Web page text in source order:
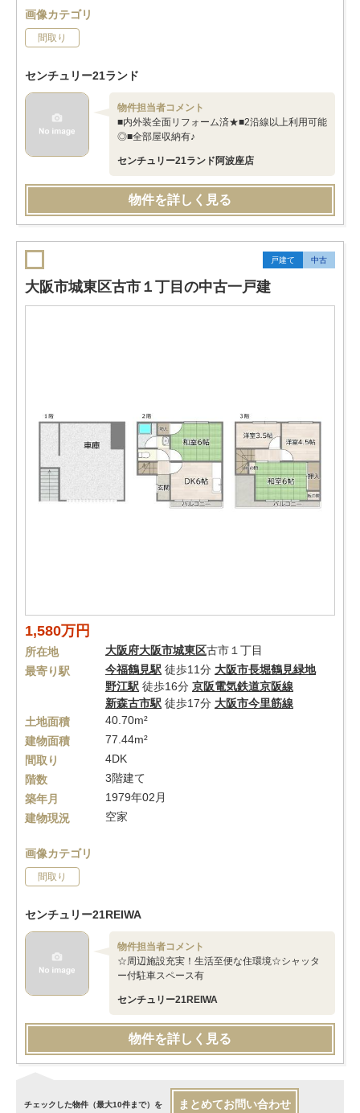
画像カテゴリ
間取り
センチュリー21ランド
物件担当者コメント
■内外装全面リフォーム済★■2沿線以上利用可能
◎■全部屋収納有♪
センチュリー21ランド阿波座店
物件を詳しく見る
戸建て 中古
大阪市城東区古市１丁目の中古一戸建
1,580万円
所在地 大阪府大阪市城東区古市１丁目
最寄り駅
今福鶴見駅 徒歩11分 大阪市長堀鶴見緑地
野江駅 徒歩16分 京阪電気鉄道京阪線
新森古市駅 徒歩17分 大阪市今里筋線
土地面積
40.70m²
建物面積
77.44m²
間取り
4DK
階数
3階建て
築年月
1979年02月
建物現況
空家
画像カテゴリ
間取り
センチュリー21REIWA
物件担当者コメント
☆周辺施設充実！生活至便な住環境☆シャッタ
ー付駐車スペース有
センチュリー21REIWA
物件を詳しく見る
チェックした物件（最大10件まで）を まとめてお問い合わせ